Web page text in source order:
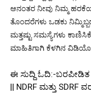
ಆನಂತರ ನೀವು ನಿಮ್ಮ
ತೊಂದರೆಗಳು ಒಡಕು
ಮತ್ತಷ್ಟು ಸಮಸ್ಯೆಗಳು
ಮಾಹಿತಿಗಾಗಿ ಕೆಳಗಿನ ವಿಡಿಯೋ
ಈ ಸುದ್ದಿ ಓದಿ:-ಬರಪೀಡಿತ
|| NDRF ಮತ್ತು SDRF